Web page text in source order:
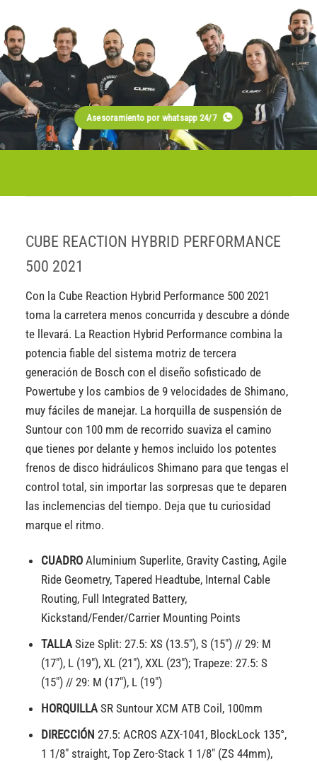
Asesoramiento por whatsapp 24/7
CUBE REACTION HYBRID PERFORMANCE
500 2021
Con la Cube Reaction Hybrid Performance 500 2021
toma la carretera menos concurrida y descubre a dónde
te llevará. La Reaction Hybrid Performance combina la
potencia fiable del sistema motriz de tercera
generación de Bosch con el diseño sofisticado de
Powertube y los cambios de 9 velocidades de Shimano,
muy fáciles de manejar. La horquilla de suspensión de
Suntour con 100 mm de recorrido suaviza el camino
que tienes por delante y hemos incluido los potentes
frenos de disco hidráulicos Shimano para que tengas el
control total, sin importar las sorpresas que te deparen
las inclemencias del tiempo. Deja que tu curiosidad
marque el ritmo.
CUADROAluminium Superlite, Gravity Casting, Agile
Ride Geometry, Tapered Headtube, Internal Cable
Routing, Full Integrated Battery,
Kickstand/Fender/Carrier Mounting Points
TALLASize Split: 27.5: XS (13.5″), S (15″) // 29: M
(17″), L (19″), XL (21″), XXL (23″); Trapeze: 27.5: S
(15″) // 29: M (17″), L (19″)
HORQUILLASR Suntour XCM ATB Coil, 100mm
DIRECCIÓN27.5: ACROS AZX-1041, BlockLock 135°,
1 1/8″ straight, Top Zero-Stack 1 1/8″ (ZS 44mm),